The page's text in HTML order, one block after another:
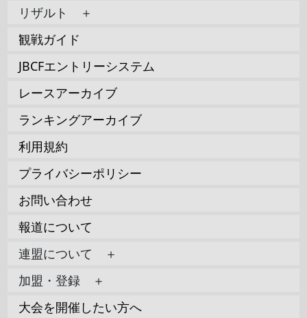
リザルト ＋
観戦ガイド
JBCFエントリーシステム
レースアーカイブ
ランキングアーカイブ
利用規約
プライバシーポリシー
お問い合わせ
報道について
連盟について ＋
加盟・登録 ＋
大会を開催したい方へ